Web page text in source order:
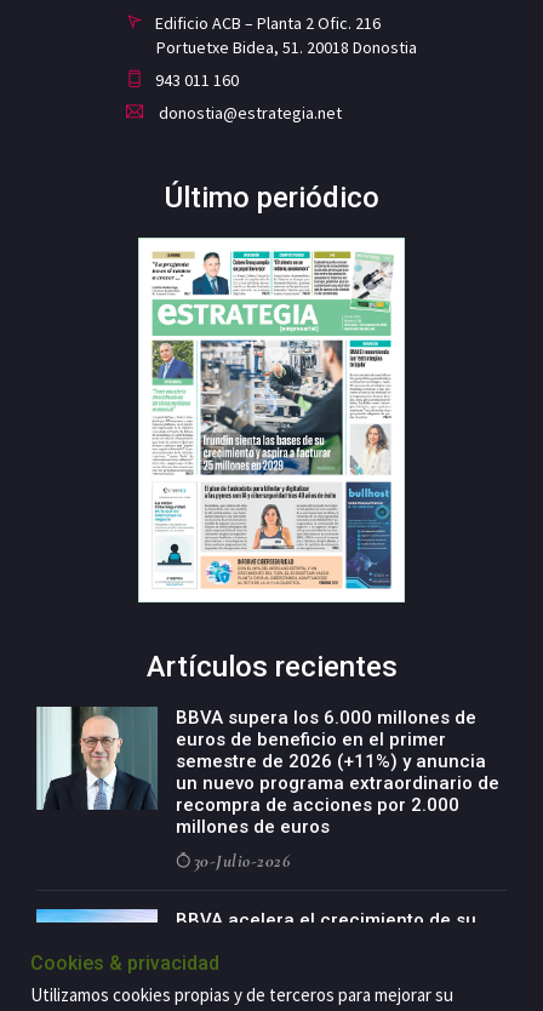
Edificio ACB – Planta 2 Ofic. 216
Portuetxe Bidea, 51. 20018 Donostia
943 011 160
donostia@estrategia.net
Último periódico
Artículos recientes
BBVA supera los 6.000 millones de
euros de beneficio en el primer
semestre de 2026 (+11%) y anuncia
un nuevo programa extraordinario de
recompra de acciones por 2.000
millones de euros
30-Julio-2026
BBVA acelera el crecimiento de su
de especialización presente en siete
países
Cookies & privacidad
Utilizamos cookies propias y de terceros para mejorar su